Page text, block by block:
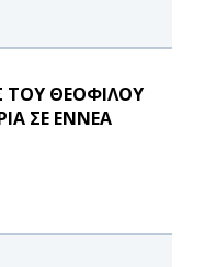
ΤΟΥ ΘΕΟΦΙΛΟΥ
ΣΕ ΕΝΝΕΑ